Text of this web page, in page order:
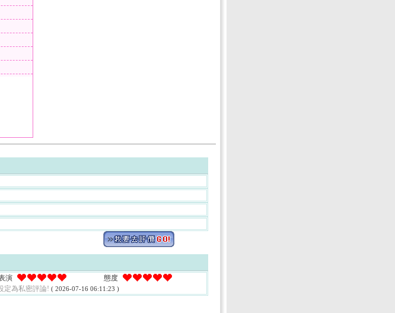
演 態度
定為私密評論! ( 2026-07-16 06:11:23 )